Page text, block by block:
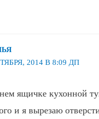
2014 В 8:09 ДП
ящичке кухонной
и я вырезаю